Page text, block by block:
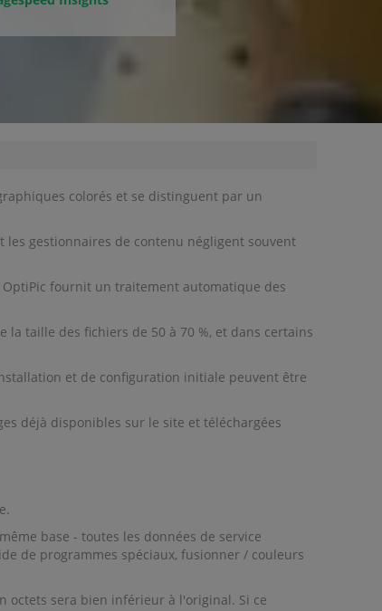
colorés et se distinguent par un
gestionnaires de contenu négligent souvent
fournit un traitement automatique des
taille des fichiers de 50 à 70 %, et dans certains
et de configuration initiale peuvent être
déjà disponibles sur le site et téléchargées
base - toutes les données de service
de programmes spéciaux, fusionner / couleurs
octets sera bien inférieur à l'original. Si ce